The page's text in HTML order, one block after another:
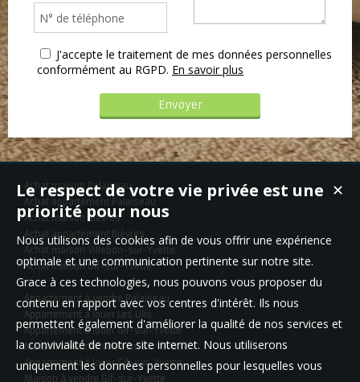
J'accepte le traitement de mes données personnelles
conformément au RGPD. En savoir plus
Achat maison Palaiseau
Achat appartement Palaiseau
Achat maison Bièvres
Achat appartement Bièvres
Achat maison Villebon-sur-Yvette
Achat maison Gif-sur-Yvette
Appartement à vendre Palaiseau
Appartement à louer Les Ulis
Appartement à louer Gif-sur-Yvette
Maison à vendre Villebon-sur-Yvette
Appartement à louer Gif-sur-Yvette
Maison à vendre Gif-sur-Yvette
✕
Le respect de votre vie privée est une
priorité pour nous
Nous utilisons des cookies afin de vous offrir une expérience
optimale et une communication pertinente sur notre site.
Grace à ces technologies, nous pouvons vous proposer du
contenu en rapport avec vos centres d'intérêt. Ils nous
permettent également d'améliorer la qualité de nos services et
la convivialité de notre site internet. Nous utiliserons
uniquement les données personnelles pour lesquelles vous